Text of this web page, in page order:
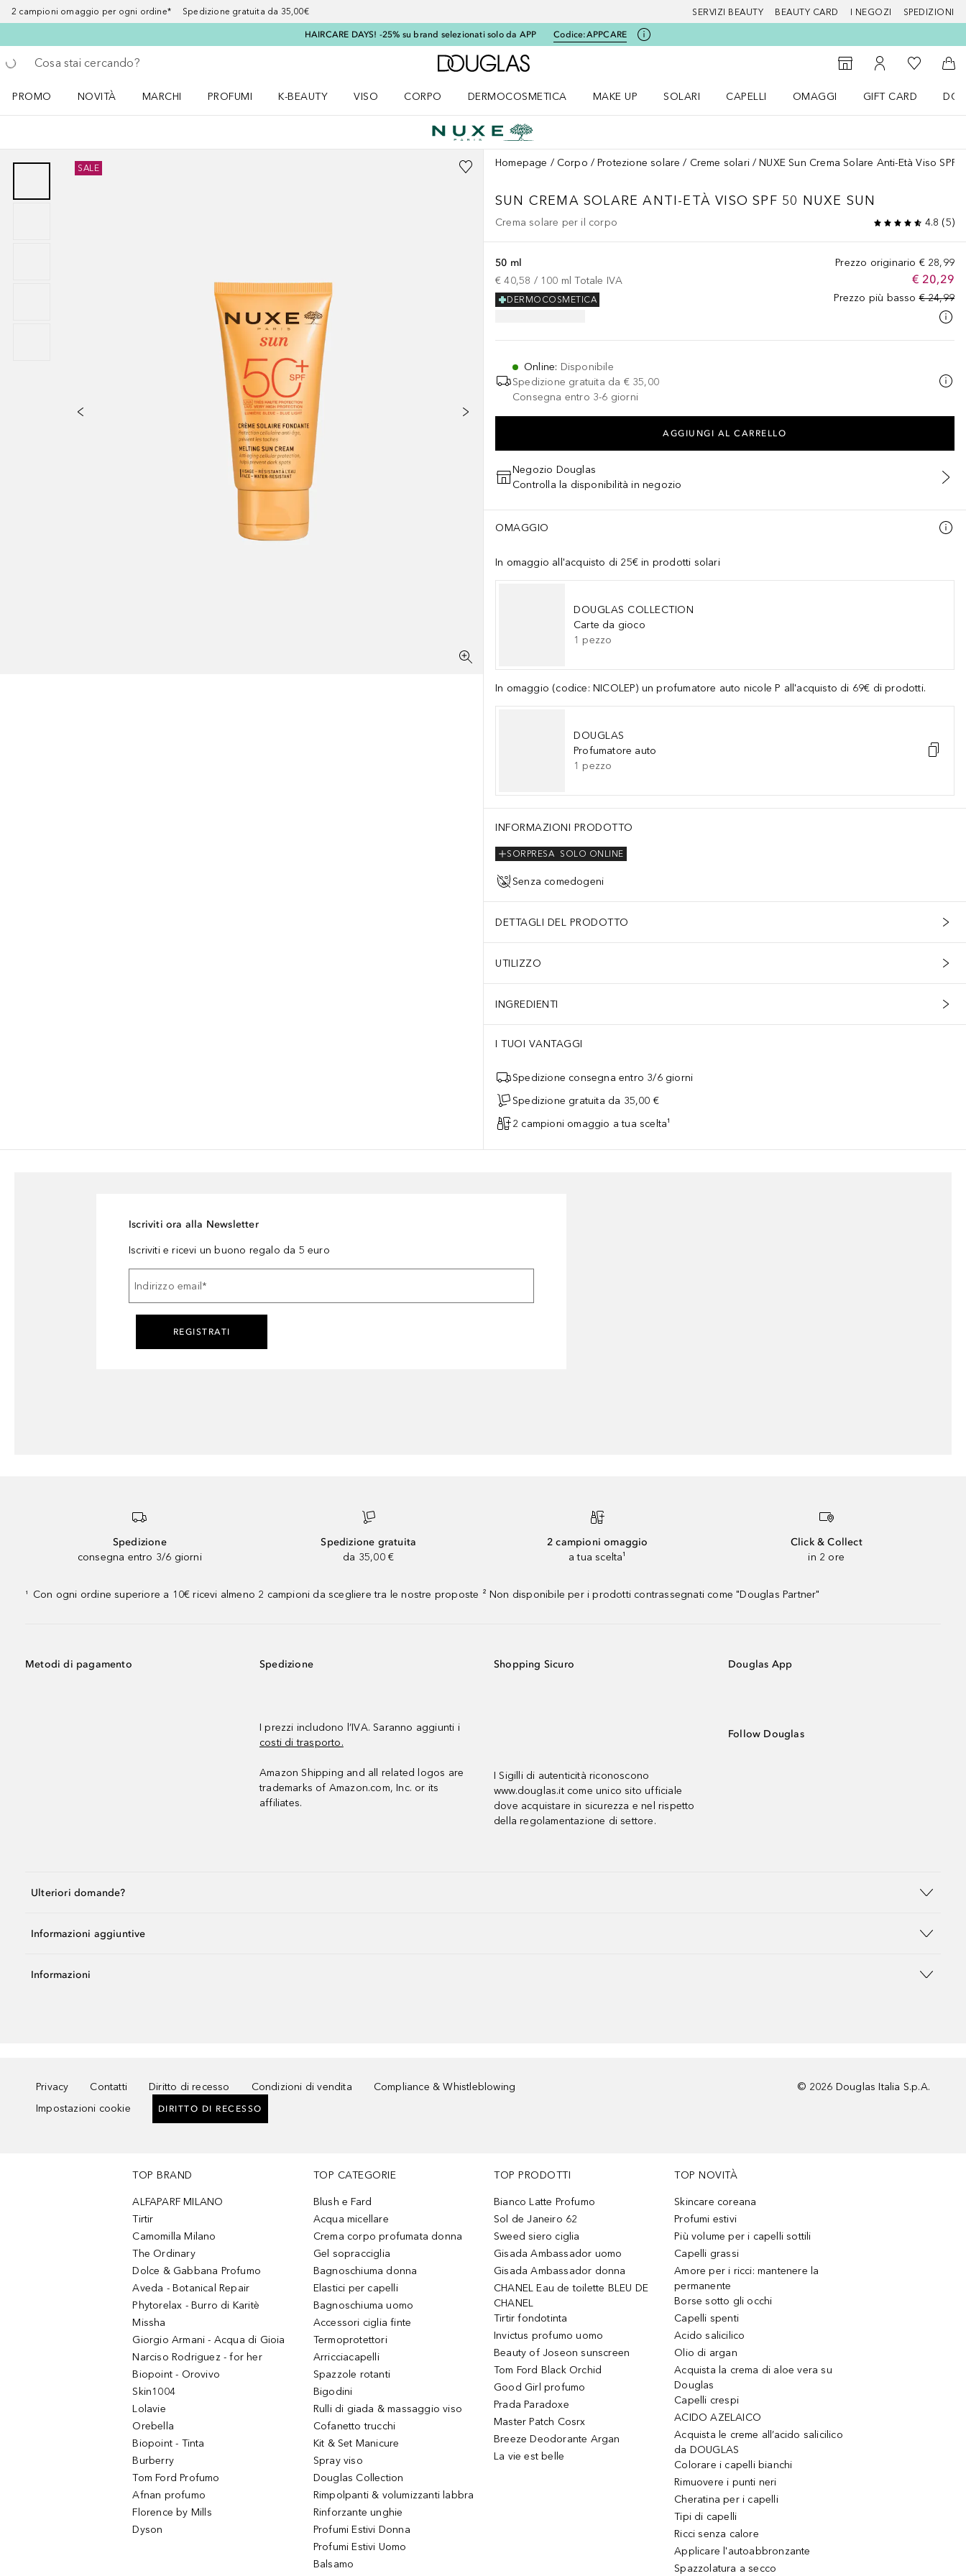
2 campioni omaggio per ogni ordine* Spedizione gratuita da 35,00€ SERVIZI BEAUTY BEAUTY CARD I NEGOZI SPEDIZIONI
HAIRCARE DAYS! -25% su brand selezionati solo da APP Codice:APPCARE
Torna indietro
Esegui ricerca
A Douglas Home
StorefinderAl Mio Account
Alla Mia
Al
PROMO
NOVITÀ
MARCHI
PROFUMI
K-BEAUTY
VISO
CORPO
DERMOCOSMETICA
MAKE UP
SOLARI
CAPELLI
OMAGGI
GIFT CARD
SALE Homepage Corpo Protezione solare Creme solari NUXE Sun Crema Solare Anti-Età Viso SPF
SUN CREMA SOLARE ANTI-ETÀ VISO SPF 50 NUXE SUN
Crema solare per il corpo 4.8 (5)
Prezzo originario € 28,99
€ 20,29
Prezzo più basso € 24,99
50 ml
€ 40,58 / 100 ml Totale IVA
DERMOCOSMETICA
Online: Disponibile
Spedizione gratuita da € 35,00
Consegna entro 3-6 giorni
AGGIUNGI AL CARRELLO
Negozio Douglas
Controlla la disponibilità in negozio
OMAGGIO
In omaggio all'acquisto di 25€ in prodotti solari
DOUGLAS COLLECTION
Carte da gioco
1 pezzo
In omaggio (codice: NICOLEP) un profumatore auto nicole P all'acquisto di 69€ di prodotti.
DOUGLAS
Profumatore auto
1 pezzo
INFORMAZIONI PRODOTTO
SOLO ONLINE
SORPRESA
Senza comedogeni
DETTAGLI DEL PRODOTTO
UTILIZZO
INGREDIENTI
I TUOI VANTAGGI
Spedizione consegna entro 3/6 giorni
Spedizione gratuita da 35,00 €
2 campioni omaggio a tua scelta¹
Iscriviti ora alla Newsletter
Iscriviti e ricevi un buono regalo da 5 euro
Indirizzo email *
REGISTRATI
Spedizione
consegna entro 3/6 giorni
Spedizione gratuita
da 35,00 €
2 campioni omaggio
a tua scelta¹
Click & Collect
in 2 ore
¹ Con ogni ordine superiore a 10€ ricevi almeno 2 campioni da scegliere tra le nostre proposte ² Non disponibile per i prodotti contrassegnati come "Douglas Partner"
Metodi di pagamento Spedizione
I prezzi includono l’IVA. Saranno aggiunti i
costi di trasporto.
Amazon Shipping and all related logos are
trademarks of Amazon.com, Inc. or its
affiliates.
Shopping Sicuro
I Sigilli di autenticità riconoscono
www.douglas.it come unico sito ufficiale
dove acquistare in sicurezza e nel rispetto
della regolamentazione di settore.
Douglas App
Follow Douglas
Ulteriori domande?
Informazioni aggiuntive
Informazioni
Privacy Contatti Diritto di recesso Condizioni di vendita
Compliance & Whistleblowing
Impostazioni cookie
DIRITTO DI RECESSO
© 2026 Douglas Italia S.p.A.
TOP BRAND
ALFAPARF MILANO
Tirtir
Camomilla Milano
The Ordinary
Dolce & Gabbana Profumo
Aveda - Botanical Repair
Phytorelax - Burro di Karitè
Missha
Giorgio Armani - Acqua di Gioia
Narciso Rodriguez - for her
Biopoint - Orovivo
Skin1004
Lolavie
Orebella
Biopoint - Tinta
Burberry
Tom Ford Profumo
Afnan profumo
Florence by Mills
Dyson
TOP CATEGORIE
Blush e Fard
Acqua micellare
Crema corpo profumata donna
Gel sopracciglia
Bagnoschiuma donna
Elastici per capelli
Bagnoschiuma uomo
Accessori ciglia finte
Termoprotettori
Arricciacapelli
Spazzole rotanti
Bigodini
Rulli di giada & massaggio viso
Cofanetto trucchi
Kit & Set Manicure
Spray viso
Douglas Collection
Rimpolpanti & volumizzanti labbra
Rinforzante unghie
Profumi Estivi Donna
Profumi Estivi Uomo
Balsamo
TOP PRODOTTI
Bianco Latte Profumo
Sol de Janeiro 62
Sweed siero ciglia
Gisada Ambassador uomo
Gisada Ambassador donna
CHANEL Eau de toilette BLEU DE
CHANEL
Tirtir fondotinta
Invictus profumo uomo
Beauty of Joseon sunscreen
Tom Ford Black Orchid
Good Girl profumo
Prada Paradoxe
Master Patch Cosrx
Breeze Deodorante Argan
La vie est belle
TOP NOVITÀ
Skincare coreana
Profumi estivi
Più volume per i capelli sottili
Capelli grassi
Amore per i ricci: mantenere la
permanente
Borse sotto gli occhi
Capelli spenti
Acido salicilico
Olio di argan
Acquista la crema di aloe vera su
Douglas
Capelli crespi
ACIDO AZELAICO
Acquista le creme all’acido salicilico
da DOUGLAS
Colorare i capelli bianchi
Rimuovere i punti neri
Cheratina per i capelli
Tipi di capelli
Ricci senza calore
Applicare l'autoabbronzante
Spazzolatura a secco